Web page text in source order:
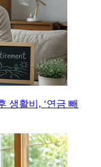
생활비, ‘연금 빼